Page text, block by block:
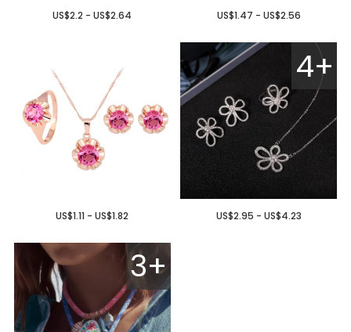
US$2.2 - US$2.64 US$1.47 - US$2.56
US$1.11 - US$1.82
4+
US$2.95 - US$4.23
3+